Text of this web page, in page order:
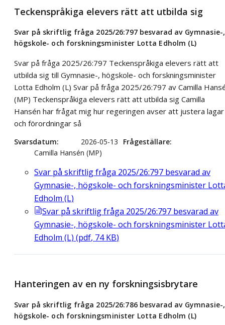
Teckenspråkiga elevers rätt att utbilda sig
Svar på skriftlig fråga 2025/26:797 besvarad av Gymnasie-,
högskole- och forskningsminister Lotta Edholm (L)
Svar på fråga 2025/26:797 Teckenspråkiga elevers rätt att
utbilda sig till Gymnasie-, högskole- och forskningsminister
Lotta Edholm (L) Svar på fråga 2025/26:797 av Camilla
(MP) Teckenspråkiga elevers rätt att utbilda sig Camilla
Hansén har frågat mig hur regeringen avser att justera lagar
och förordningar så
Svarsdatum 2026-05-13
Frågeställare
Camilla Hansén (MP)
Svar på skriftlig fråga 2025/26:797 besvarad av
Gymnasie-, högskole- och forskningsminister
Edholm (L)
Svar på skriftlig fråga 2025/26:797 besvarad av
Gymnasie-, högskole- och forskningsminister
Edholm (L) (pdf, 74 KB)
Hanteringen av en ny forskningsisbrytare
Svar på skriftlig fråga 2025/26:786 besvarad av Gymnasie-,
högskole- och forskningsminister Lotta Edholm (L)